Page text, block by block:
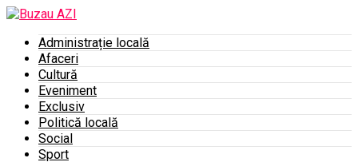
Administrație locală
Afaceri
Cultură
Eveniment
Exclusiv
Politică locală
Social
Sport